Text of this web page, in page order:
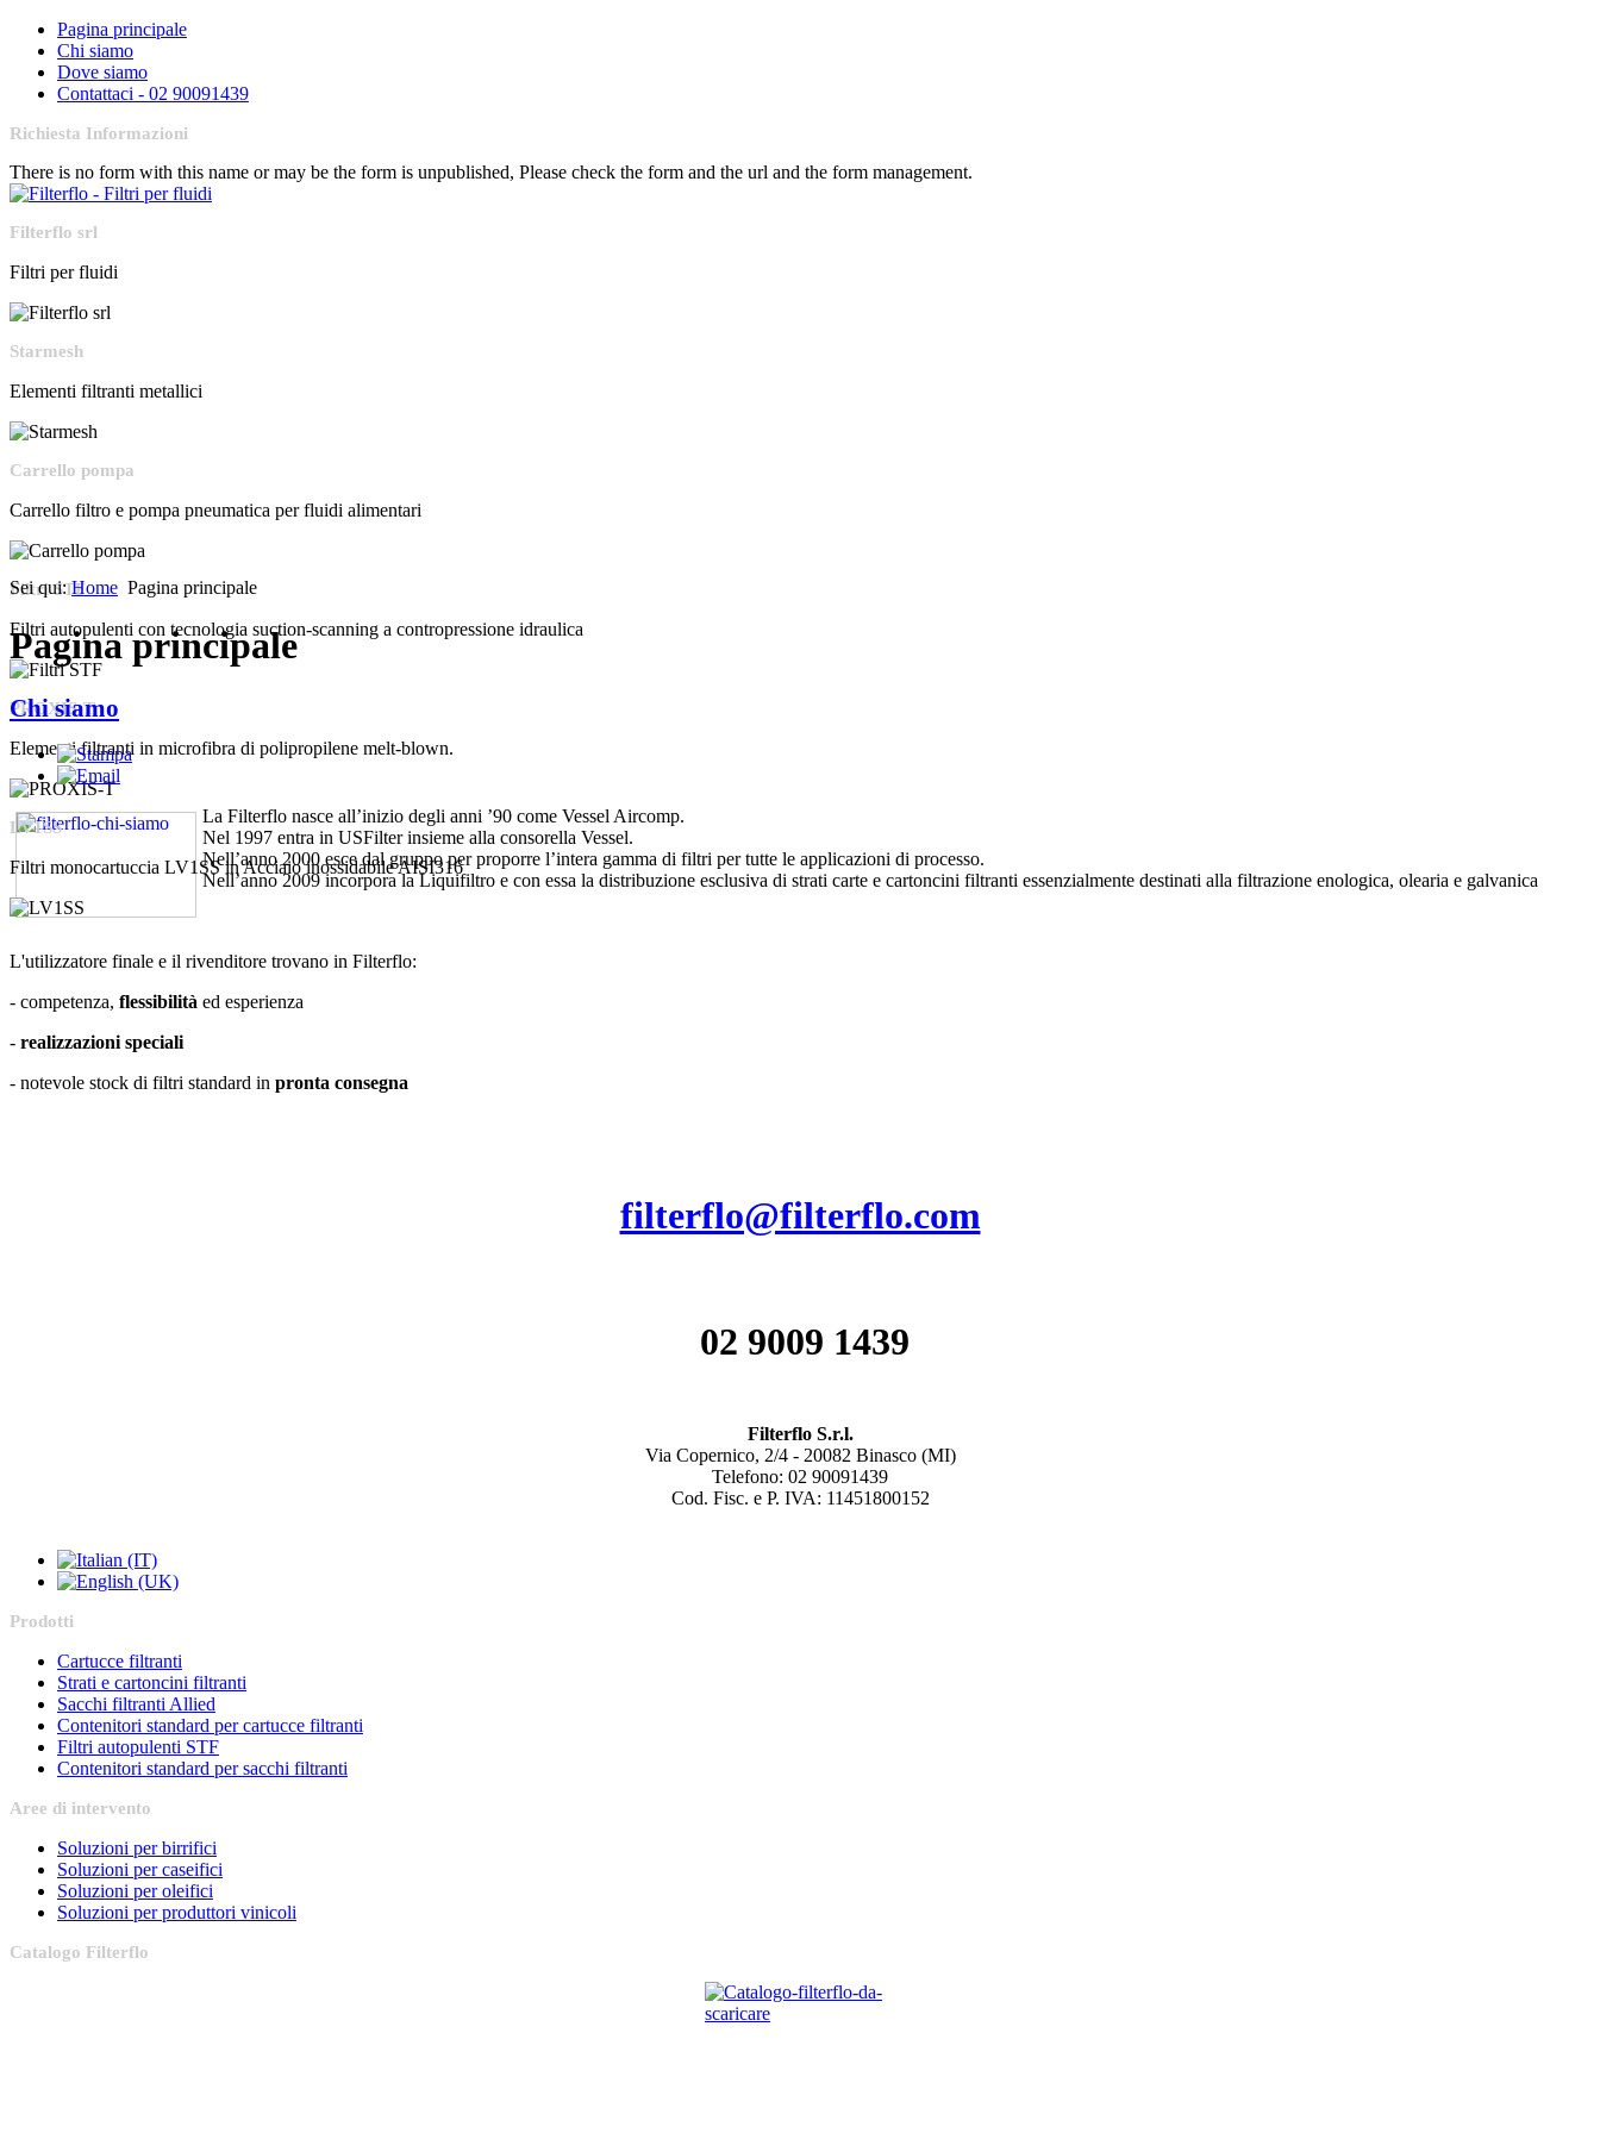
Pagina principale
Chi siamo
Dove siamo
Contattaci - 02 90091439
Richiesta Informazioni
There is no form with this name or may be the form is unpublished, Please check the form and the url and the form management.
Filterflo srl
Filtri per fluidi
Starmesh
Elementi filtranti metallici
Carrello pompa
Carrello filtro e pompa pneumatica per fluidi alimentari
Filtri STF
Filtri autopulenti con tecnologia suction-scanning a contropressione idraulica
PROXIS-T
Elementi filtranti in microfibra di polipropilene melt-blown.
LV1SS
Filtri monocartuccia LV1SS in Acciaio inossidabile AISI316
Sei qui:Home Pagina principale
Pagina principale
Chi siamo
La Filterflo nasce all’inizio degli anni ’90 come Vessel Aircomp.
Nel 1997 entra in USFilter insieme alla consorella Vessel.
Nell’anno 2000 esce dal gruppo per proporre l’intera gamma di filtri per tutte le applicazioni di processo.
Nell’anno 2009 incorpora la Liquifiltro e con essa la distribuzione esclusiva di strati carte e cartoncini filtranti essenzialmente destinati alla filtrazione enologica, olearia e galvanica
L'utilizzatore finale e il rivenditore trovano in Filterflo:
- competenza, flessibilità ed esperienza
- realizzazioni speciali
- notevole stock di filtri standard in pronta consegna
filterflo@filterflo.com
02 9009 1439
Filterflo S.r.l.
Via Copernico, 2/4 - 20082 Binasco (MI)
Telefono: 02 90091439
Cod. Fisc. e P. IVA: 11451800152
Prodotti
Cartucce filtranti
Strati e cartoncini filtranti
Sacchi filtranti Allied
Contenitori standard per cartucce filtranti
Filtri autopulenti STF
Contenitori standard per sacchi filtranti
Aree di intervento
Soluzioni per birrifici
Soluzioni per caseifici
Soluzioni per oleifici
Soluzioni per produttori vinicoli
Catalogo Filterflo